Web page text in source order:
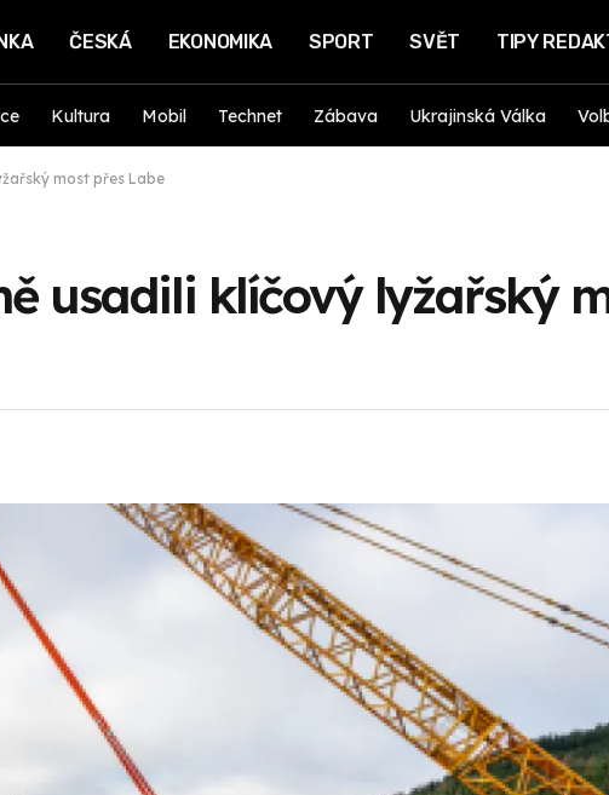
ČESKÁ EKONOMIKA SPORT SVĚT TIPY
Kultura Mobil Technet Zábava Ukrajinská Válka
most přes Labe
usadili klíčový lyžařský